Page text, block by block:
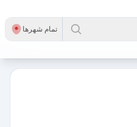
تمام شهر‌ها